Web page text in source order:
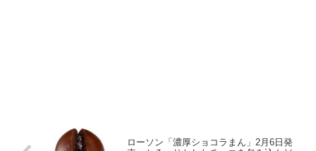
ローソン「濃厚ショコラまん」2月6日発